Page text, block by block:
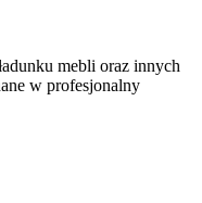
mebli oraz innych
w profesjonalny